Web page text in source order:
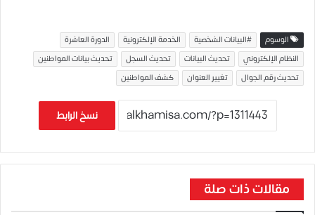
الوسوم #البيانات الشخصية الخدمة الإلكترونية
الدورة العاشرة
النظام الإلكتروني
تحديث البيانات تحديث السجل
تحديث بيانات المواطنين
تحديث رقم الجوال
تغيير العنوان كشف المواطنين
نسخ الرابط
مقالات ذات صلة